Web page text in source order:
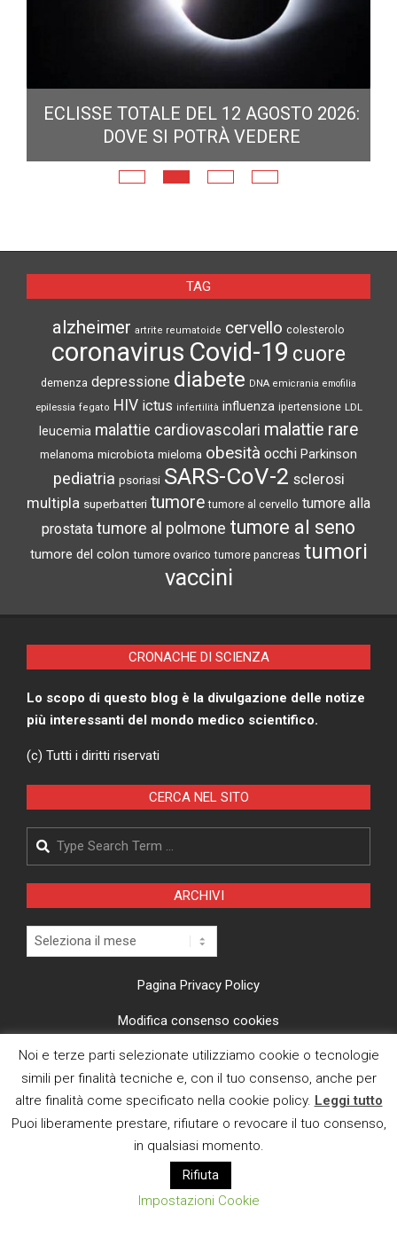
ECLISSE TOTALE DEL 12 AGOSTO 2026:
DOVE SI POTRÀ VEDERE
TAG
alzheimer artrite reumatoide cervello colesterolo
coronavirus Covid-19 cuore
demenza depressione diabete DNA emicrania emofilia
epilessia fegato HIV ictus infertilità influenza ipertensione LDL
leucemia malattie cardiovascolari malattie rare
melanoma microbiota mieloma obesità occhi Parkinson
pediatria psoriasi SARS-CoV-2 sclerosi
multipla superbatteri tumore tumore al cervello tumore alla
prostata tumore al polmone tumore al seno
tumore del colon tumore ovarico tumore pancreas tumori
vaccini
CRONACHE DI SCIENZA
Lo scopo di questo blog è la divulgazione delle notize
più interessanti del mondo medico scientifico.
(c) Tutti i diritti riservati
CERCA NEL SITO
Search
ARCHIVI
Archivi
Pagina Privacy Policy
Modifica consenso cookies
CI TROVI ANCHE SU
E MAIL
Noi e terze parti selezionate utilizziamo cookie o tecnologie
simili per finalità tecniche e, con il tuo consenso, anche per
altre finalità come specificato nella cookie policy. Leggi tutto
Puoi liberamente prestare, rifiutare o revocare il tuo consenso,
in qualsiasi momento.
Rifiuta
Impostazioni Cookie